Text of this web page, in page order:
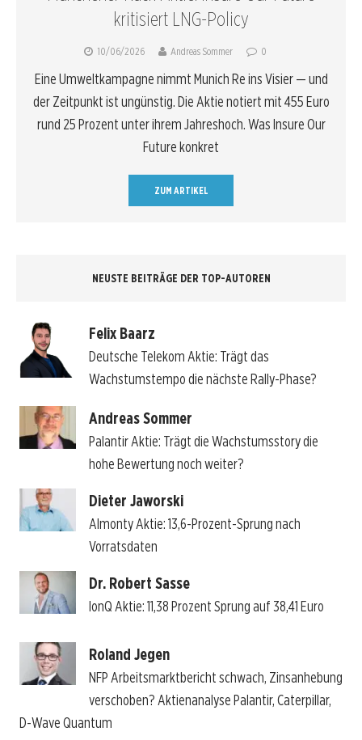
kritisiert LNG-Policy
10/06/2026 Andreas Sommer 0
Eine Umweltkampagne nimmt Munich Re ins Visier — und
der Zeitpunkt ist ungünstig. Die Aktie notiert mit 455 Euro
rund 25 Prozent unter ihrem Jahreshoch. Was Insure Our
Future konkret
ZUM ARTIKEL
NEUSTE BEITRÄGE DER TOP-AUTOREN
Felix Baarz
Deutsche Telekom Aktie: Trägt das
Wachstumstempo die nächste Rally-Phase?
Andreas Sommer
Palantir Aktie: Trägt die Wachstumsstory die
hohe Bewertung noch weiter?
Dieter Jaworski
Almonty Aktie: 13,6-Prozent-Sprung nach
Vorratsdaten
Dr. Robert Sasse
IonQ Aktie: 11,38 Prozent Sprung auf 38,41 Euro
Roland Jegen
NFP Arbeitsmarktbericht schwach, Zinsanhebung
verschoben? Aktienanalyse Palantir, Caterpillar,
D-Wave Quantum